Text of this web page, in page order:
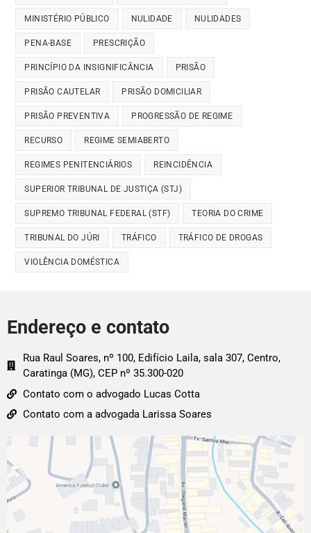
MINISTÉRIO PÚBLICO NULIDADE NULIDADES
PENA-BASE PRESCRIÇÃO
PRINCÍPIO DA INSIGNIFICÂNCIA PRISÃO
PRISÃO CAUTELAR PRISÃO DOMICILIAR
PRISÃO PREVENTIVA PROGRESSÃO DE REGIME
RECURSO REGIME SEMIABERTO
REGIMES PENITENCIÁRIOS REINCIDÊNCIA
SUPERIOR TRIBUNAL DE JUSTIÇA (STJ)
SUPREMO TRIBUNAL FEDERAL (STF) TEORIA DO CRIME
TRIBUNAL DO JÚRI TRÁFICO TRÁFICO DE DROGAS
VIOLÊNCIA DOMÉSTICA
Endereço e contato
Rua Raul Soares, nº 100, Edifício Laila, sala 307, Centro,
Caratinga (MG), CEP nº 35.300-020
Contato com o advogado Lucas Cotta
Contato com a advogada Larissa Soares